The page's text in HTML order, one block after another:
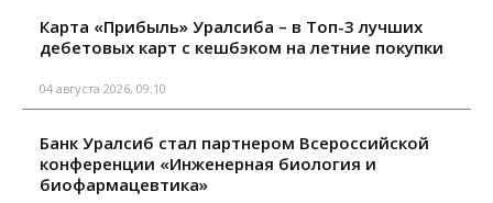
Карта «Прибыль» Уралсиба – в Топ-3 лучших
дебетовых карт с кешбэком на летние покупки
04 августа 2026, 09:10
Банк Уралсиб стал партнером Всероссийской
конференции «Инженерная биология и
биофармацевтика»